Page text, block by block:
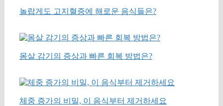
놀랍게도 고지혈증에 해로운 음식들은?
몸살 감기의 증상과 빠른 회복 방법은?
체중 증가의 비밀, 이 음식부터 제거하세요